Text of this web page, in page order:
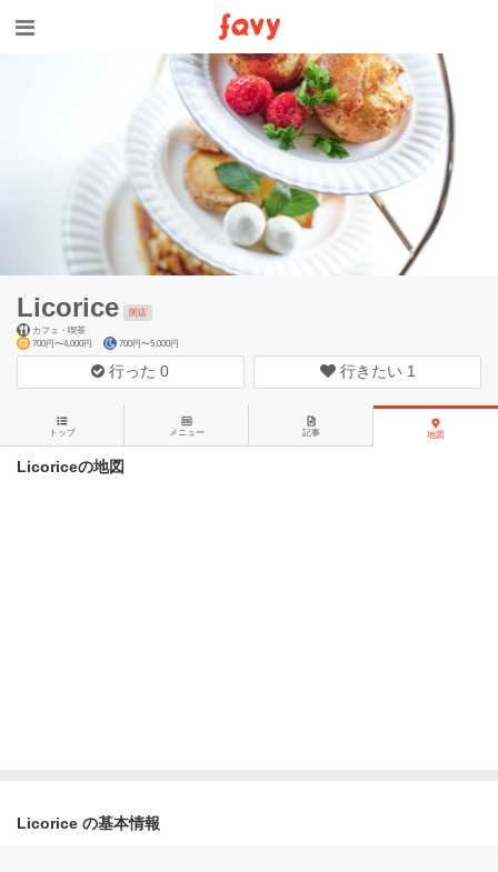
Licorice
閉店
カフェ・喫茶
700円〜4,000円
700円〜5,000円
行った0 行きたい 1
トップ メニュー 記事 地図
Licoriceの地図
Licorice の基本情報